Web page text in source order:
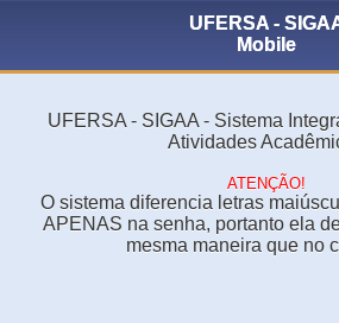
UFERSA -
Mobile
UFERSA - SIGAA - Sistema
Atividades
ATENÇÃO!
O sistema diferencia letras
APENAS na senha, portanto ela
mesma maneira que no